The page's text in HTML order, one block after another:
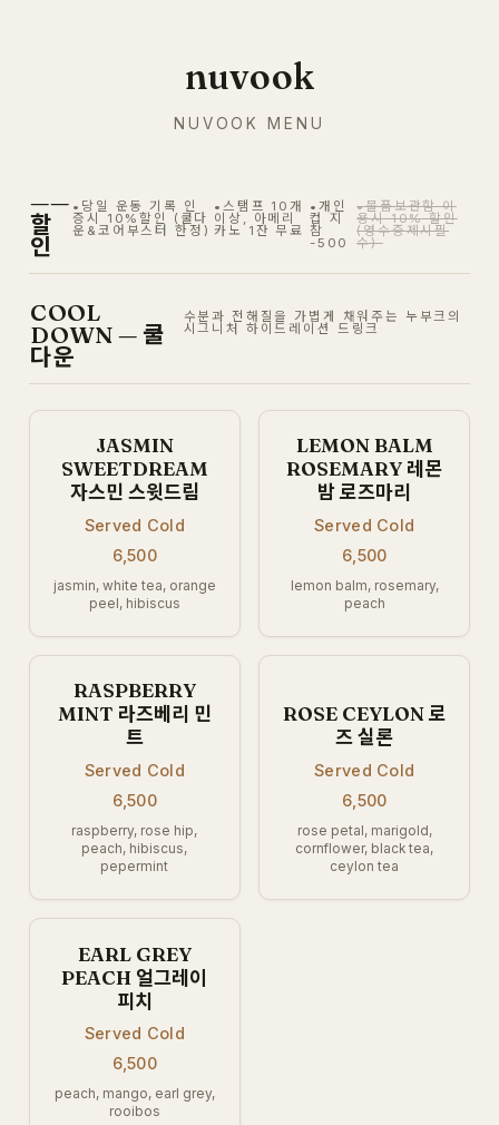
nuvook
NUVOOK MENU
——
할
인
•당일 운동 기록 인
증시 10%할인 (쿨다
운&코어부스터 한정)
•스탬프 10개
이상, 아메리
카노 1잔 무료
•개인
컵 지
참
-500
•물품보관함 이
용시 10% 할인
(영수증제시필
수)
COOL
DOWN — 쿨
다운
수분과 전해질을 가볍게 채워주는 누부크의
시그니처 하이드레이션 드링크
JASMIN
SWEETDREAM
자스민 스윗드림
Served Cold
6,500
jasmin, white tea, orange
peel, hibiscus
LEMON BALM
ROSEMARY 레몬
밤 로즈마리
Served Cold
6,500
lemon balm, rosemary,
peach
RASPBERRY
MINT 라즈베리 민
트
Served Cold
6,500
raspberry, rose hip,
peach, hibiscus,
pepermint
ROSE CEYLON 로
즈 실론
Served Cold
6,500
rose petal, marigold,
cornflower, black tea,
ceylon tea
EARL GREY
PEACH 얼그레이
피치
Served Cold
6,500
peach, mango, earl grey,
rooibos